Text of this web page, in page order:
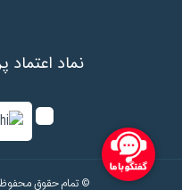
نماد اعتماد
© تمام حقوق